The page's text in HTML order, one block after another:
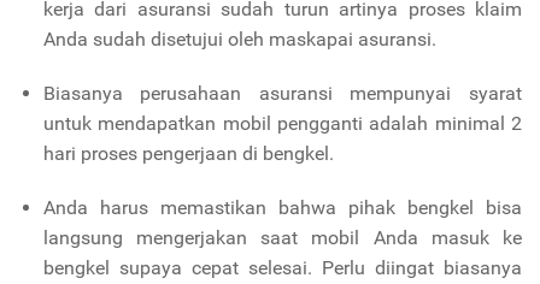
kerja dari asuransi sudah turun artinya proses klaim
Anda sudah disetujui oleh maskapai asuransi.
Biasanya perusahaan asuransi mempunyai syarat
untuk mendapatkan mobil pengganti adalah minimal 2
hari proses pengerjaan di bengkel.
Anda harus memastikan bahwa pihak bengkel bisa
langsung mengerjakan saat mobil Anda masuk ke
bengkel supaya cepat selesai. Perlu diingat biasanya